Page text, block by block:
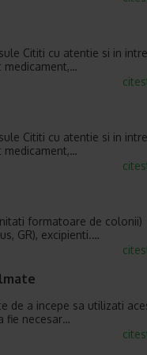
Cititi cu atentie si in
medicament,…
Cititi cu atentie si in
medicament,…
formatoare de colonii)
GR), excipienti.…
de a incepe sa utilizati
fie necesar…